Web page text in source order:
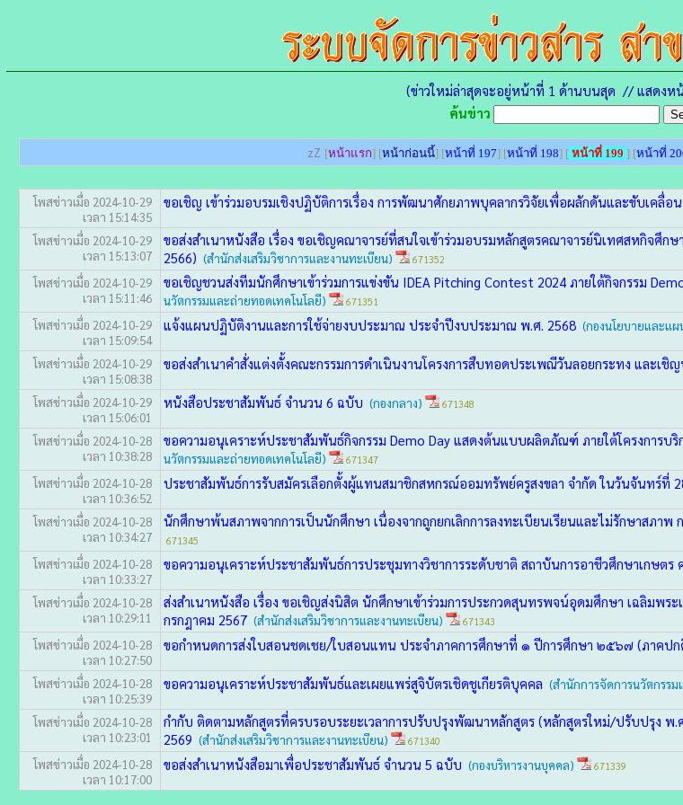
(ข่าวใหม่ล่าสุดจะอยู่หน้าที่ 1 ด้านบนสุด // แสดงหน้
ค้นข่าว
zZ [หน้าแรก] [หน้าก่อนนี้] [หน้าที่ 197] [หน้าที่ 198] [หน้าที่ 199 ] [หน้าที่
โพสข่าวเมื่อ 2024-10-29
เวลา 15:14:35
ขอเชิญ เข้าร่วมอบรมเชิงปฏิบัติการเรื่อง การพัฒนาศักยภาพบุคลากรวิจัยเพื่อผลักดันและขับเคลื่อ
โพสข่าวเมื่อ 2024-10-29
เวลา 15:13:07
ขอส่งสำเนาหนังสือ เรื่อง ขอเชิญคณาจารย์ที่สนใจเข้าร่วมอบรมหลักสูตรคณาจารย์นิเทศสหกิจศึ
2566) (สำนักส่งเสริมวิชาการและงานทะเบียน) 671352
โพสข่าวเมื่อ 2024-10-29
เวลา 15:11:46
ขอเชิญชวนส่งทีมนักศึกษาเข้าร่วมการแข่งขัน IDEA Pitching Contest 2024 ภายใต้กิจกรรม
นวัตกรรมและถ่ายทอดเทคโนโลยี)
671351
โพสข่าวเมื่อ 2024-10-29
เวลา 15:09:54
แจ้งแผนปฏิบัติงานและการใช้จ่ายงบประมาณ ประจำปีงบประมาณ พ.ศ. 2568 (กองนโยบายและแผ
โพสข่าวเมื่อ 2024-10-29
เวลา 15:08:38
ขอส่งสำเนาคำสั่งแต่งตั้งคณะกรรมการดำเนินงานโครงการสืบทอดประเพณีวันลอยกระทง และเชิ
โพสข่าวเมื่อ 2024-10-29
เวลา 15:06:01
หนังสือประชาสัมพันธ์ จำนวน 6 ฉบับ (กองกลาง) 671348
โพสข่าวเมื่อ 2024-10-28
เวลา 10:38:28
ขอความอนุเคราะห์ประชาสัมพันธ์กิจกรรม Demo Day แสดงต้นแบบผลิตภัณฑ์ ภายใต้โครงการบริ
นวัตกรรมและถ่ายทอดเทคโนโลยี)
671347
โพสข่าวเมื่อ 2024-10-28
เวลา 10:36:52
ประชาสัมพันธ์การรับสมัครเลือกตั้งผู้แทนสมาชิกสหกรณ์ออมทรัพย์ครูสงขลา จำกัด ในวันจันทร์ที่
โพสข่าวเมื่อ 2024-10-28
เวลา 10:34:27
นักศึกษาพ้นสภาพจากการเป็นนักศึกษา เนื่องจากถูกยกเลิกการลงทะเบียนเรียนและไม่รักษาสภา
671345
โพสข่าวเมื่อ 2024-10-28
เวลา 10:33:27
ขอความอนุเคราะห์ประชาสัมพันธ์การประชุมทางวิชาการระดับชาติ สถาบันการอาชีวศึกษาเกษตร
โพสข่าวเมื่อ 2024-10-28
เวลา 10:29:11
ส่งสำเนาหนังสือ เรื่อง ขอเชิญส่งนิสิต นักศึกษาเข้าร่วมการประกวดสุนทรพจน์อุดมศึกษา เฉลิมพ
กรกฎาคม 2567 (สำนักส่งเสริมวิชาการและงานทะเบียน) 671343
โพสข่าวเมื่อ 2024-10-28
เวลา 10:27:50
ขอกำหนดการส่งใบสอนชดเชย/ใบสอนแทน ประจำภาคการศึกษาที่ ๑ ปีการศึกษา ๒๕๖๗ (ภาคปก
โพสข่าวเมื่อ 2024-10-28
เวลา 10:25:39
ขอความอนุเคราะห์ประชาสัมพันธ์และเผยแพร่สูจิบัตรเชิดชูเกียรติบุคคล (สำนักการจัดการนวัตกรร
โพสข่าวเมื่อ 2024-10-28
เวลา 10:23:01
กำกับ ติดตามหลักสูตรที่ครบรอบระยะเวลาการปรับปรุงพัฒนาหลักสูตร (หลักสูตรใหม่/ปรับปรุง พ
2569 (สำนักส่งเสริมวิชาการและงานทะเบียน) 671340
โพสข่าวเมื่อ 2024-10-28
เวลา 10:17:00
ขอส่งสำเนาหนังสือมาเพื่อประชาสัมพันธ์ จำนวน 5 ฉบับ (กองบริหารงานบุคคล) 671339